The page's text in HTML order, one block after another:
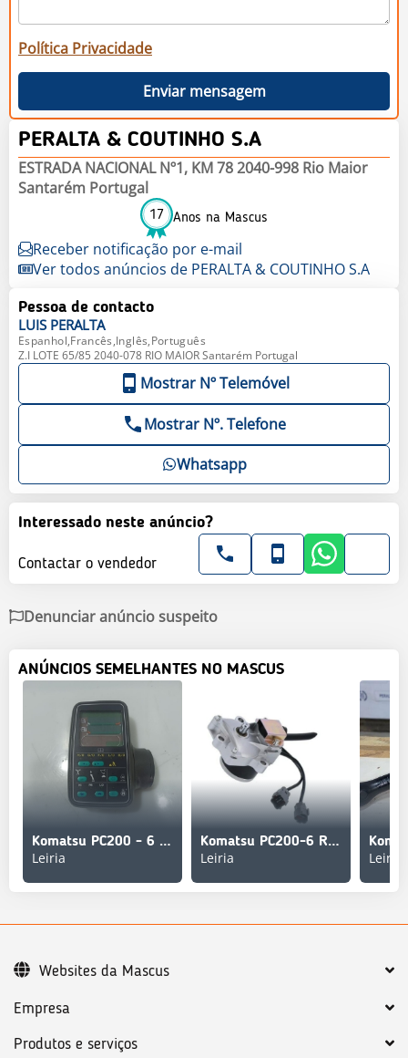
Política Privacidade
Enviar mensagem
PERALTA & COUTINHO S.A
ESTRADA NACIONAL Nº1, KM 78 2040-998 Rio Maior
Santarém Portugal
17 Anos na Mascus
Receber notificação por e-mail
Ver todos anúncios de PERALTA & COUTINHO S.A
Pessoa de contacto
LUIS PERALTA
Espanhol,Francês,Inglês,Português
Z.I LOTE 65/85 2040-078 RIO MAIOR Santarém Portugal
Mostrar Nº Telemóvel
Mostrar Nº. Telefone
Whatsapp
Interessado neste anúncio?
Contactar o vendedor
Denunciar anúncio suspeito
ANÚNCIOS SEMELHANTES NO MASCUS
Komatsu PC200 - 6 Monitor Painel instrumentos Serie 6
Leiria
Komatsu PC200-6 Regulador Combustível do Motor do Acelerad
Leiria Leiria
Empresa
Produtos e serviços
Websites da Mascus